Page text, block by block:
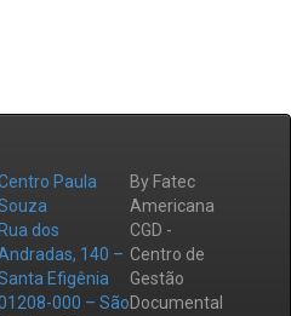
Paula
Rua dos
140 –
Efigênia
000 – São
By Fatec
Americana
CGD -
Centro de
Gestão
Documental